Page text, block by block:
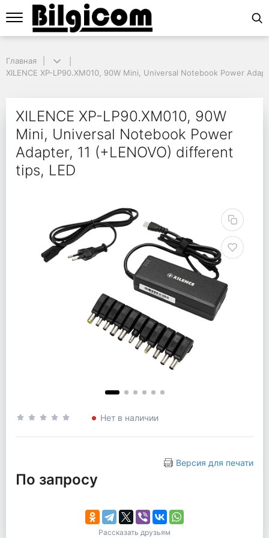
XILENCE XP-LP90.XM010, 90W Mini, Universal Notebook Power
XILENCE XP-
Главная
XILENCE XP-LP90.XM010, 90W Mini, Universal Notebook Power
XILENCE XP-LP90.XM010, 90W
Mini, Universal Notebook Power
Adapter, 11 (+LENOVO) different
tips, LED
Нет в наличии
Версия для печати
По запросу
Рассказать друзьям